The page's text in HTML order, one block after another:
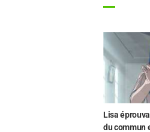
Lisa
du commun